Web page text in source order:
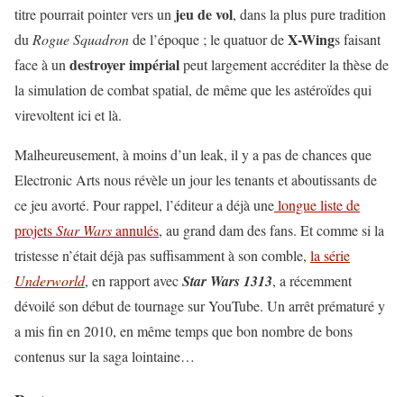
titre pourrait pointer vers un jeu de vol, dans la plus pure tradition
du Rogue Squadronde l’époque ; le quatuor deX-Wings faisant
face à un destroyer impérialpeut largement accréditer la thèse de
la simulation de combat spatial, de même que les astéroïdes qui
virevoltent ici et là.
Malheureusement, à moins d’un leak, il y a pas de chances que
Electronic Arts nous révèle un jour les tenants et aboutissants de
ce jeu avorté. Pour rappel, l’éditeur a déjà unelongue liste de
projetsStar Warsannulés, au grand dam des fans. Et comme si la
tristesse n’était déjà pas suffisamment à son comble, la série
Underworld, en rapport avecStar Wars 1313, a récemment
dévoilé son début de tournage sur YouTube. Un arrêt prématuré y
a mis fin en 2010, en même temps que bon nombre de bons
contenus sur la saga lointaine…